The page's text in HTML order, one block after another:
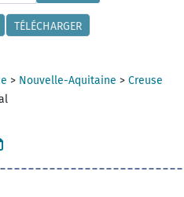
TÉLÉCHARGER
> Nouvelle-Aquitaine >Creuse